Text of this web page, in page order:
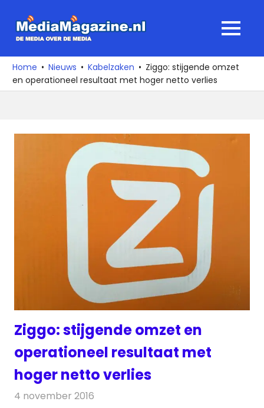
naar
media
over
de
MENU
Home Nieuws Kabelzaken
Ziggo: stijgende omzet
en operationeel resultaat met hoger netto verlies
Ziggo: stijgende omzet en
operationeel resultaat met
hoger netto verlies
4 november 2016